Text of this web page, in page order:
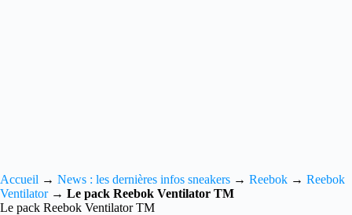
Accueil → News : les dernières infos sneakers → Reebok → Reebok
Ventilator→ Le pack Reebok Ventilator TM
Le pack Reebok Ventilator TM